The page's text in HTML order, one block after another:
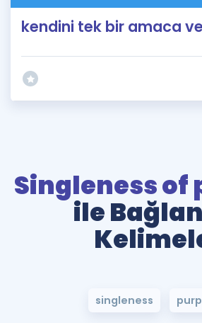
kendini tek bir amaca
Singleness of
ile
singleness